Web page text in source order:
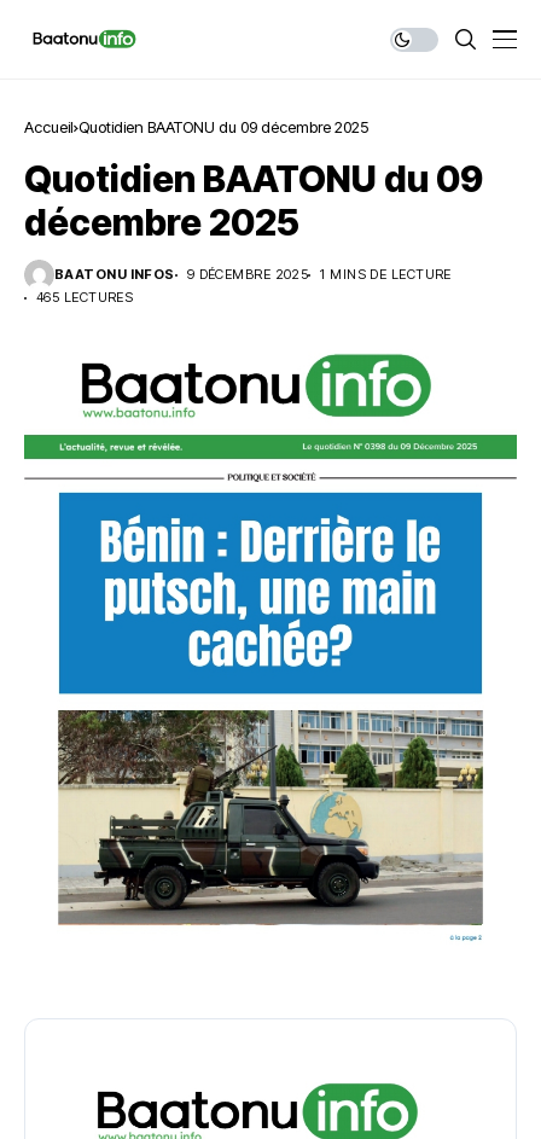
Accueil Quotidien BAATONU du 09 décembre 2025
Quotidien BAATONU du 09
décembre 2025
BAATONU INFOS 9 DÉCEMBRE 2025
1 MINS DE LECTURE
465 LECTURES